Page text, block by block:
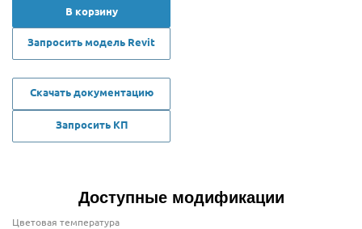
В корзину
Запросить модель Revit
Скачать документацию
Запросить КП
Доступные модификации
Цветовая температура